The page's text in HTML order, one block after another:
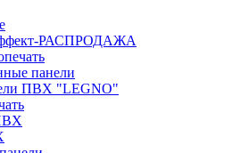
РАСПРОДАЖА
панели
ПВХ "LEGNO"